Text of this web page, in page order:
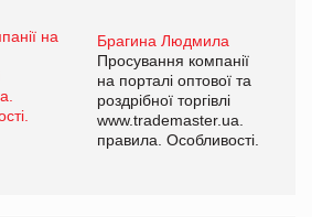
Брагина Людмила
Просування компанії
на порталі оптової та
роздрібної торгівлі
www.trademaster.ua.
правила. Особливості.